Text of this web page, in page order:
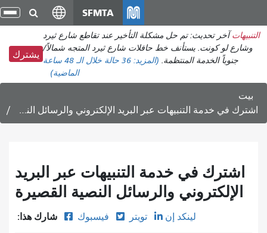
انتقل
إلى
المحتوى
الرئيسي
SFMTA
التنبيهات آخر تحديث: تم حل مشكلة التأخير عند تقاطع شارع ثيرد
وشارع لو كونت. يستأنف خط حافلات شارع ثيرد المتجه شمالاً/
جنوباً الخدمة المنتظمة. (المزيد: 36 حالة
خلال الـ 48 ساعة
الماضية)
يشترك
بيت
اشترك في خدمة التنبيهات عبر البريد الإلكتروني والرسائل النصية القصيرة
اشترك في خدمة التنبيهات عبر البريد
الإلكتروني والرسائل النصية القصيرة
شارك هذا: فيسبوك تويتر لينكد إن